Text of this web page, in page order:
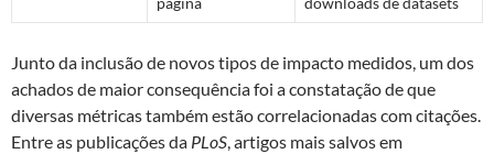
Junto da inclusão de novos tipos de impacto medidos, um dos
achados de maior consequência foi a constatação de que
diversas métricas também estão correlacionadas com citações.
Entre as publicações da PLoS, artigos mais salvos em